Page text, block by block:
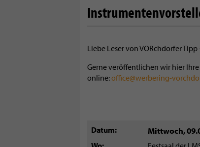
Liebe Leser von VORchdorfer
Gerne veröffentlichen wir hier
online:office@werbering-
Datum Mittwoch,